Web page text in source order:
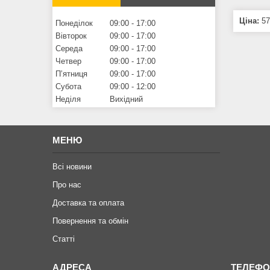
Ціна:
Понеділок 09:00
17:00
Вівторок
09:00
17:00
Середа
09:00
17:00
Четвер
09:00
17:00
Пʼятниця
09:00
17:00
Субота
09:00
12:00
Неділя
Вихідний
МЕНЮ
Всі новини
Про нас
Доставка та оплата
Повернення та обмiн
Статтi